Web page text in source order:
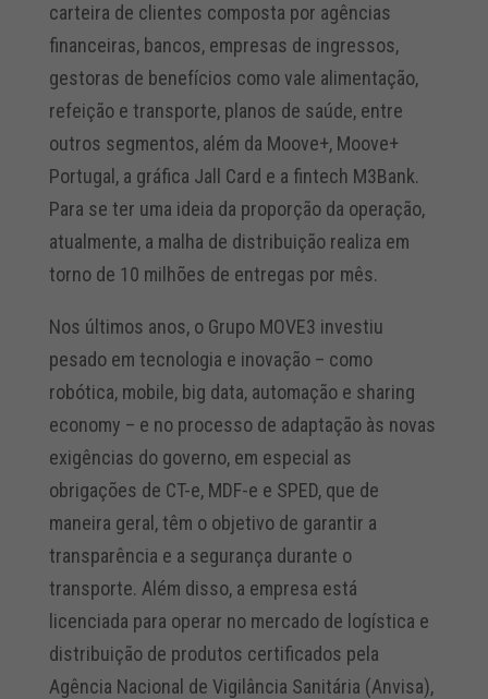
carteira de clientes composta por agências
financeiras, bancos, empresas de ingressos,
gestoras de benefícios como vale alimentação,
refeição e transporte, planos de saúde, entre
outros segmentos, além da Moove+, Moove+
Portugal, a gráfica Jall Card e a fintech M3Bank.
Para se ter uma ideia da proporção da operação,
atualmente, a malha de distribuição realiza em
torno de 10 milhões de entregas por mês.
Nos últimos anos, o Grupo MOVE3 investiu
pesado em tecnologia e inovação – como
robótica, mobile, big data, automação e sharing
economy – e no processo de adaptação às novas
exigências do governo, em especial as
obrigações de CT-e, MDF-e e SPED, que de
maneira geral, têm o objetivo de garantir a
transparência e a segurança durante o
transporte. Além disso, a empresa está
licenciada para operar no mercado de logística e
distribuição de produtos certificados pela
Agência Nacional de Vigilância Sanitária (Anvisa),